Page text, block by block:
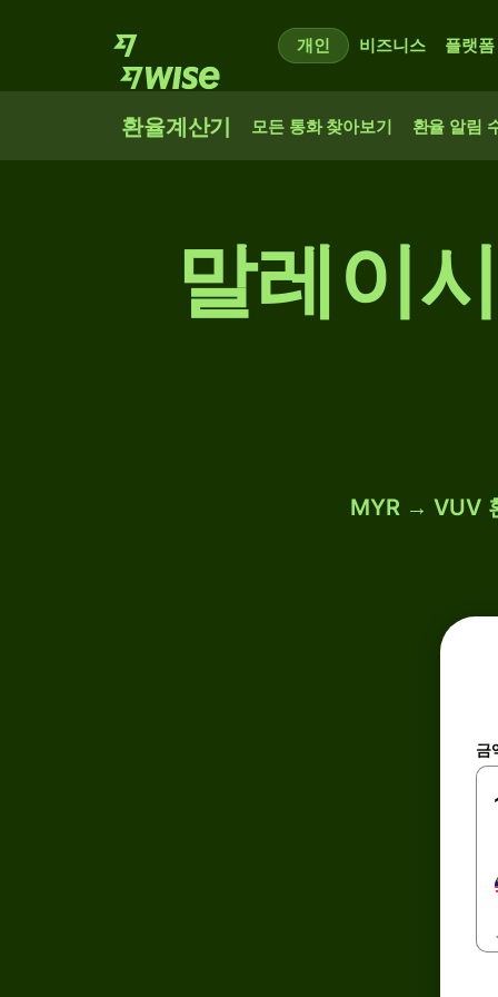
개인 비즈니스 플랫폼
환율계산기 모든 통화 찾아보기 환율 알림
말레이
MYR → VUV
금